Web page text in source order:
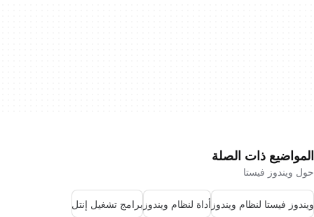
المواضيع ذات الصلة
حول ويندوز فيستا
ويندوز فيستا لنظام ويندوز أداة لنظام ويندوز برامج تشغيل إنتل